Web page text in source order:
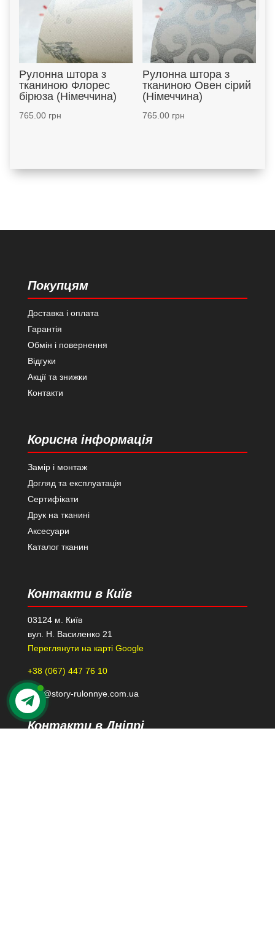
Рулонна штора з
тканиною Флорес
бірюза (Німеччина)
765.00грн
Рулонна штора з
тканиною Овен сірий
(Німеччина)
765.00грн
Покупцям
Доставка і оплата
Гарантія
Обмін і повернення
Відгуки
Акції та знижки
Контакти
Корисна інформація
Замір і монтаж
Догляд та експлуатація
Сертифікати
Друк на тканині
Аксесуари
Каталог тканин
Контакти в Київ
03124 м. Київ
вул. Н. Василенко 21
Переглянути на карті Google
+38 (067) 447 76 10
kiev@story-rulonnye.com.ua
Контакти в Дніпрі